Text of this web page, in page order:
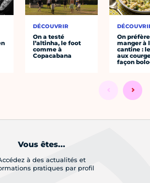
DÉCOUVRIR
On a testé
l’altinha, le foot
comme à
Copacabana
On préfère
manger à
cantine :
aux
façon
Vous êtes...
à des actualités et
pratiques par profil